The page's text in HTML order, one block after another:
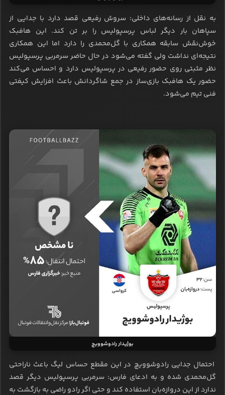
به نقل از رسانه‌های داخلی: سروش رفیعی قصد دارد با جدایی از
سپاهان بار دیگر لباس پرسپولیس را بر تن کند. این هافبک
خوش‌نقش سابقه همکاری با گل‌محمدی را دارد اما این همکاری
نتیجه‌ای نداشت ولی گفته می‌شود در حال حاضر سرمربی پرسپولیس
نظر مثبتی روی حضور رفیعی در پرسپولیس دارد و احساس می‌کند
حضور یک هافبک بازی‌ساز در جمع شاگردانش باعث افزایش کیفتی
فنی تیم می‌شود.
بوژیدار رادوشوویچ
احتمال جدایی رادوشوویچ در این مقطع حساس لیگ باعث ناراحتی
گل‌محمدی شده و به ادعای فارس: سرمربی پرسپولیس دیگر قصد
ندارد از این دروازه‌بان استفاده کند و حتی اگر رادو راضی به بازگشت به